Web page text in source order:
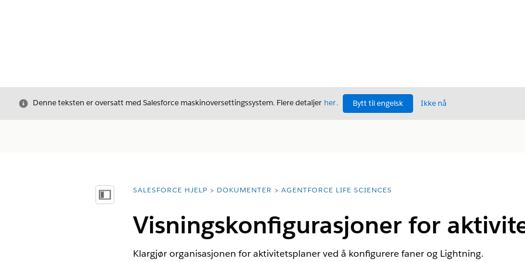
Avslutt
Denne teksten er oversatt med Salesforce maskinoversettingssystem. Flere detaljer her. Bytt til engelsk Ikke nå
Vis innholdsfortegnelse
Du er her:
SALESFORCE HJELP DOKUMENTER AGENTFORCE LIFE SCIENCES
Visningskonfigurasjoner for
Klargjør organisasjonen for aktivitetsplaner ved å konfigurere faner og Lightning.